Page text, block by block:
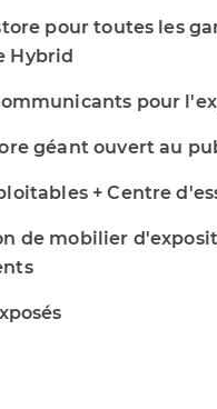
pour toutes les
Hybrid
pour
géant ouvert au
+ Centre
de mobilier